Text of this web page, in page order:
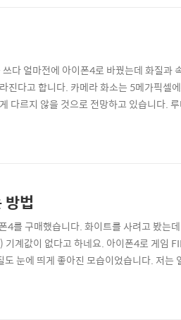
다 얼마전에 아이폰4로 바꿨는데 화질과
다고 합니다. 카메라 화소는 5메가픽셀
다르지 않을 것으로 전망하고 있습니다.
2011/03/iPhone-5-Rumor-
법
를 구매했습니다. 화이트를 사려고 봤는
계값이 없다고 하네요. 아이폰4로 게임
눈에 띄게 좋아진 모습이었습니다. 저는
된 아이폰에서만 이용할 수 있